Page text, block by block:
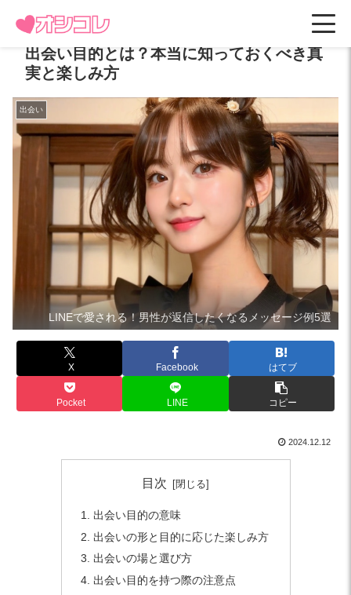
出会い目的とは？本当に知っておくべき真
実と楽しみ方
出会い
LINEで愛される！男性が返信したくなるメッセージ例5選
X Facebook はてブ
Pocket LINE コピー
2024.12.12
目次
出会い目的の意味
出会いの形と目的に応じた楽しみ方
出会いの場と選び方
出会い目的を持つ際の注意点